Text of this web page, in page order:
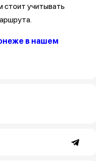
учитывать
в нашем